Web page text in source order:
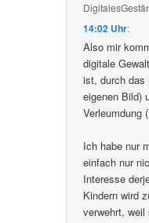
14:02 Uhr:
Also mir
digitale
ist, durch das
eigenen Bild)
Verleumdung
Ich habe nur
einfach nur
Interesse
Kindern wird
verwehrt,